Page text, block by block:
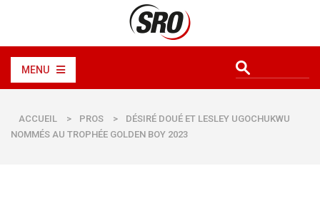
MENU
ACCUEIL > PROS >
DÉSIRÉ DOUÉ ET LESLEY UGOCHUKWU
NOMMÉS AU TROPHÉE GOLDEN BOY 2023